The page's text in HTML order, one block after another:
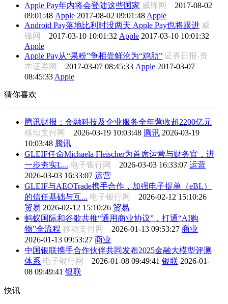
Apple Pay年内将会登陆这些国家 威锋网 2017-08-02
09:01:48 Apple 2017-08-02 09:01:48 Apple
Android Pay落地比利时没两天 Apple Pay也将跟进 威
锋网 2017-03-10 10:01:32 Apple 2017-03-10 10:01:32
Apple
Apple Pay从“果粉”争相尝鲜沦为“鸡肋” 证券日报-资
本证券网 2017-03-07 08:45:33 Apple 2017-03-07
08:45:33 Apple
猜你喜欢
腾讯财报：金融科技及企业服务全年营收超2200亿元
移动支付网 2026-03-19 10:03:48 腾讯 2026-03-19
10:03:48 腾讯
GLEIF任命Michaela Fleischer为首席运营与财务官，进
一步夯实L... 电子银行网 2026-03-03 16:33:07 运营
2026-03-03 16:33:07 运营
GLEIF与AEOTrade携手合作，加强电子提单（eBL）
的信任基础与互... 电子银行网 2026-02-12 15:10:26
贸易 2026-02-12 15:10:26 贸易
蚂蚁国际和谷歌共推“通用商业协议”，打通“AI购
物”全流程 移动支付网 2026-01-13 09:53:27 商业
2026-01-13 09:53:27 商业
中国银联携手合作伙伴共同发布2025金融大模型评测
体系 电子银行网 2026-01-08 09:49:41 银联 2026-01-
08 09:49:41 银联
快讯